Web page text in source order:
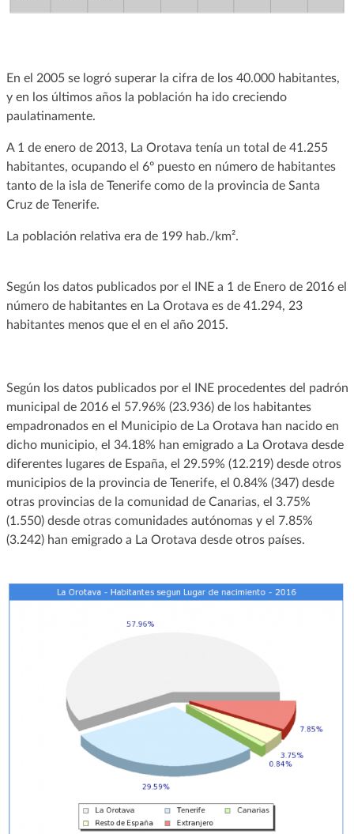
En el 2005 se logró superar la cifra de los 40.000 habitantes,
y en los últimos años la población ha ido creciendo
paulatinamente.
A 1 de enero de 2013, La Orotava tenía un total de 41.255
habitantes, ocupando el 6º puesto en número de habitantes
tanto de la isla de Tenerife como de la provincia de Santa
Cruz de Tenerife.
La población relativa era de 199 hab./km².
Según los datos publicados por el INE a 1 de Enero de 2016 el
número de habitantes en La Orotava es de 41.294, 23
habitantes menos que el en el año 2015.
Según los datos publicados por el INE procedentes del padrón
municipal de 2016 el 57.96% (23.936) de los habitantes
empadronados en el Municipio de La Orotava han nacido en
dicho municipio, el 34.18% han emigrado a La Orotava desde
diferentes lugares de España, el 29.59% (12.219) desde otros
municipios de la provincia de Tenerife, el 0.84% (347) desde
otras provincias de la comunidad de Canarias, el 3.75%
(1.550) desde otras comunidades autónomas y el 7.85%
(3.242) han emigrado a La Orotava desde otros países.